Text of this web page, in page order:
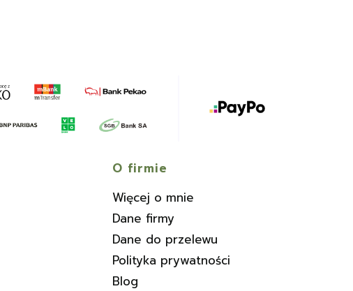
O firmie
Więcej o mnie
Dane firmy
Dane do przelewu
Polityka prywatności
Blog